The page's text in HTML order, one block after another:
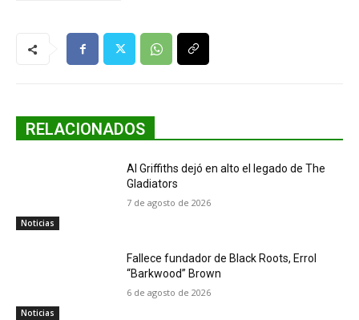
RELACIONADOS
Noticias
Al Griffiths dejó en alto el legado de The
Gladiators
7 de agosto de 2026
Noticias
Fallece fundador de Black Roots, Errol
“Barkwood” Brown
6 de agosto de 2026